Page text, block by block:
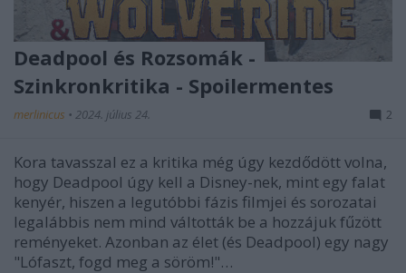
Deadpool és Rozsomák -
Szinkronkritika - Spoilermentes
merlinicus • 2024. július 24. 2
Kora tavasszal ez a kritika még úgy kezdődött volna,
hogy Deadpool úgy kell a Disney-nek, mint egy falat
kenyér, hiszen a legutóbbi fázis filmjei és sorozatai
legalábbis nem mind váltották be a hozzájuk fűzött
reményeket. Azonban az élet (és Deadpool) egy nagy
"Lófaszt, fogd meg a söröm!"…